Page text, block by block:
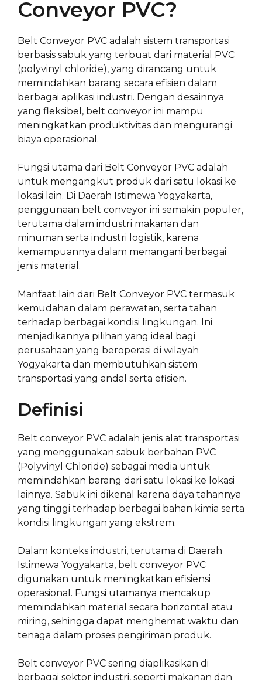
Conveyor PVC?
Belt Conveyor PVC adalah sistem transportasi
berbasis sabuk yang terbuat dari material PVC
(polyvinyl chloride), yang dirancang untuk
memindahkan barang secara efisien dalam
berbagai aplikasi industri. Dengan desainnya
yang fleksibel, belt conveyor ini mampu
meningkatkan produktivitas dan mengurangi
biaya operasional.
Fungsi utama dari Belt Conveyor PVC adalah
untuk mengangkut produk dari satu lokasi ke
lokasi lain. Di Daerah Istimewa Yogyakarta,
penggunaan belt conveyor ini semakin populer,
terutama dalam industri makanan dan
minuman serta industri logistik, karena
kemampuannya dalam menangani berbagai
jenis material.
Manfaat lain dari Belt Conveyor PVC termasuk
kemudahan dalam perawatan, serta tahan
terhadap berbagai kondisi lingkungan. Ini
menjadikannya pilihan yang ideal bagi
perusahaan yang beroperasi di wilayah
Yogyakarta dan membutuhkan sistem
transportasi yang andal serta efisien.
Definisi
Belt conveyor PVC adalah jenis alat transportasi
yang menggunakan sabuk berbahan PVC
(Polyvinyl Chloride) sebagai media untuk
memindahkan barang dari satu lokasi ke lokasi
lainnya. Sabuk ini dikenal karena daya tahannya
yang tinggi terhadap berbagai bahan kimia serta
kondisi lingkungan yang ekstrem.
Dalam konteks industri, terutama di Daerah
Istimewa Yogyakarta, belt conveyor PVC
digunakan untuk meningkatkan efisiensi
operasional. Fungsi utamanya mencakup
memindahkan material secara horizontal atau
miring, sehingga dapat menghemat waktu dan
tenaga dalam proses pengiriman produk.
Belt conveyor PVC sering diaplikasikan di
berbagai sektor industri, seperti makanan dan